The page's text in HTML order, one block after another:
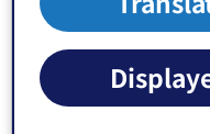
環境・清掃関連施
記念館・資料館・